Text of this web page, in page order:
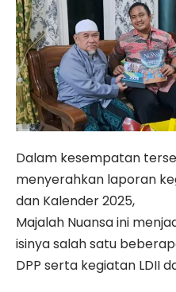
Dalam kesempatan
menyerahkan laporan
dan Kalender 2025,
Majalah Nuansa ini
isinya salah satu
DPP serta kegiatan LDII